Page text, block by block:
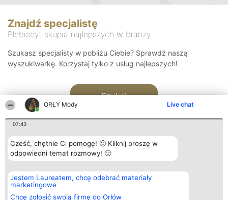
ORŁY Mody Live chat
07:43
Cześć, chętnie Ci pomogę! 🙂 Kliknij proszę w
odpowiedni temat rozmowy! 🙂
Jestem Laureatem, chcę odebrać materiały
marketingowe
Chcę zgłosić swoją firmę do Orłów
Znajdź specjalistę
Plebiscyt skupia najlepszych w branży
Szukasz specjalisty w pobliżu Ciebie? Sprawdź naszą
wyszukiwarkę. Korzystaj tylko z usług najlepszych!
Szukaj
Organizator plebiscytu
Bright Side Solutions sp. z o.
o. sp. k.
ul. Ruska 22
Plebiscyt
Laureaci
wszystkich
Kontakt
Kontakt